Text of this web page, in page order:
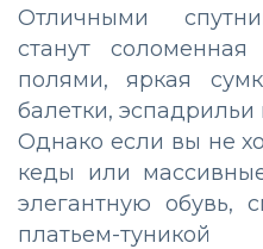
Отличными
станут
полями, яркая
балетки,
Однако если вы не
кеды или
элегантную обувь,
платьем-